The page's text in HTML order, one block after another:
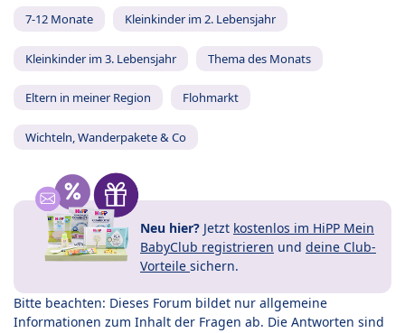
7-12 Monate Kleinkinder im 2. Lebensjahr
Kleinkinder im 3. Lebensjahr Thema des Monats
Eltern in meiner Region Flohmarkt
Wichteln, Wanderpakete & Co
Neu hier? Jetzt kostenlos im HiPP Mein
BabyClub registrieren und deine Club-
Vorteile sichern.
Bitte beachten: Dieses Forum bildet nur allgemeine
Informationen zum Inhalt der Fragen ab. Die Antworten sind